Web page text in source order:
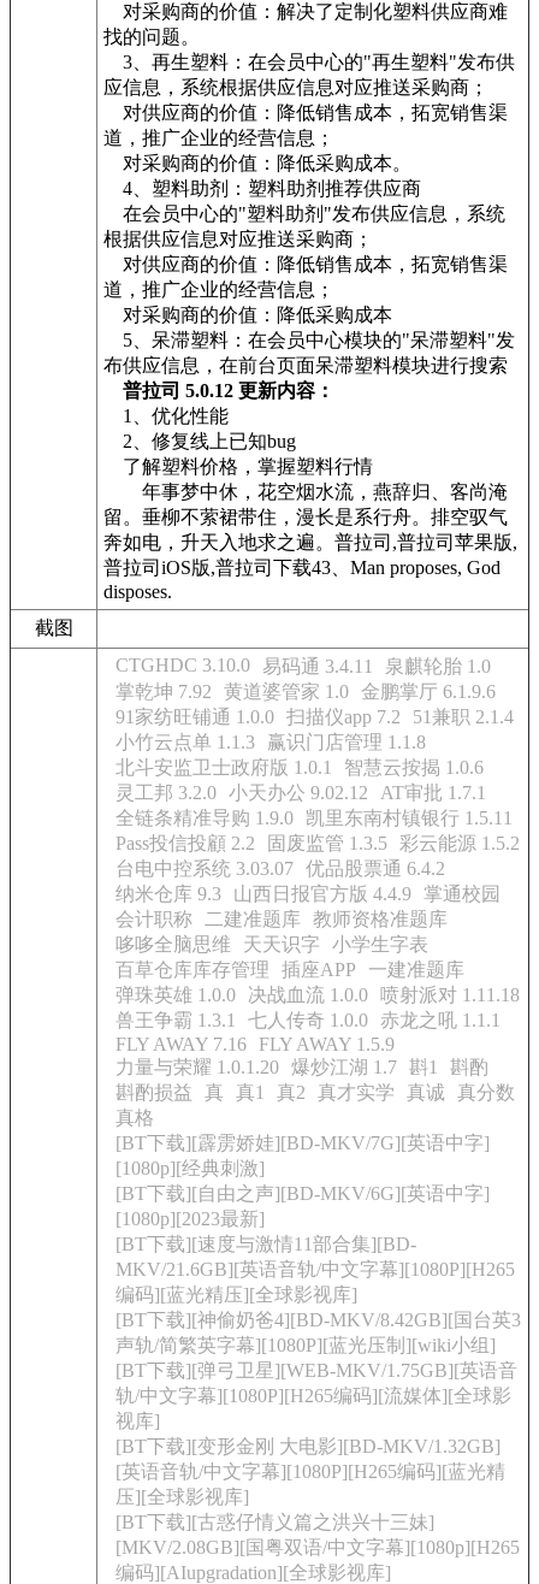
对采购商的价值：解决了定制化塑料供应商难
找的问题。
3、再生塑料：在会员中心的"再生塑料"发布供
应信息，系统根据供应信息对应推送采购商；
对供应商的价值：降低销售成本，拓宽销售渠
道，推广企业的经营信息；
对采购商的价值：降低采购成本。
4、塑料助剂：塑料助剂推荐供应商
在会员中心的"塑料助剂"发布供应信息，系统
根据供应信息对应推送采购商；
对供应商的价值：降低销售成本，拓宽销售渠
道，推广企业的经营信息；
对采购商的价值：降低采购成本
5、呆滞塑料：在会员中心模块的"呆滞塑料"发
布供应信息，在前台页面呆滞塑料模块进行搜索
普拉司 5.0.12 更新内容：
1、优化性能
2、修复线上已知bug
了解塑料价格，掌握塑料行情
年事梦中休，花空烟水流，燕辞归、客尚淹
留。垂柳不萦裙带住，漫长是系行舟。排空驭气
奔如电，升天入地求之遍。普拉司,普拉司苹果版,
普拉司iOS版,普拉司下载43、Man proposes, God
disposes.
截图
CTGHDC 3.10.0 易码通 3.4.11
泉麒轮胎 1.0
掌乾坤 7.92
黄道婆管家 1.0
金鹏掌厅 6.1.9.6
91家纺旺铺通 1.0.0 扫描仪app 7.2
51兼职 2.1.4
小竹云点单 1.1.3
赢识门店管理 1.1.8
北斗安监卫士政府版 1.0.1
智慧云按揭 1.0.6
灵工邦 3.2.0 小天办公 9.02.12
AT审批 1.7.1
全链条精准导购 1.9.0
凯里东南村镇银行 1.5.11
Pass投信投顧 2.2
固废监管 1.3.5
彩云能源 1.5.2
台电中控系统 3.03.07 优品股票通 6.4.2
纳米仓库 9.3
山西日报官方版 4.4.9 掌通校园
会计职称
二建准题库
教师资格准题库
哆哆全脑思维
天天识字
小学生字表
百草仓库库存管理
插座APP
一建准题库
弹珠英雄 1.0.0
决战血流 1.0.0
喷射派对 1.11.18
兽王争霸 1.3.1
七人传奇 1.0.0 赤龙之吼 1.1.1
FLY AWAY 7.16
FLY AWAY 1.5.9
力量与荣耀 1.0.1.20 爆炒江湖 1.7 斟1
斟酌
斟酌损益
真 真1 真2 真才实学 真诚
真分数
真格
[BT下载][霹雳娇娃][BD-MKV/7G][英语中字]
[1080p][经典刺激]
[BT下载][自由之声][BD-MKV/6G][英语中字]
[1080p][2023最新]
[BT下载][速度与激情11部合集][BD-
MKV/21.6GB][英语音轨/中文字幕][1080P][H265
编码][蓝光精压][全球影视库]
[BT下载][神偷奶爸4][BD-MKV/8.42GB][国台英3
声轨/简繁英字幕][1080P][蓝光压制][wiki小组]
[BT下载][弹弓卫星][WEB-MKV/1.75GB][英语音
轨/中文字幕][1080P][H265编码][流媒体][全球影
视库]
[BT下载][变形金刚 大电影][BD-MKV/1.32GB]
[英语音轨/中文字幕][1080P][H265编码][蓝光精
压][全球影视库]
[BT下载][古惑仔情义篇之洪兴十三妹]
[MKV/2.08GB][国粤双语/中文字幕][1080p][H265
编码][AIupgradation][全球影视库]